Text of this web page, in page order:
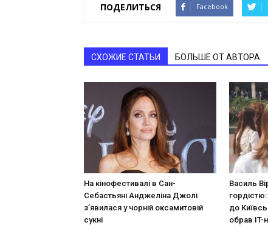
ПОДЕЛИТЬСЯ Facebook
СХОЖИЕ СТАТЬИ БОЛЬШЕ ОТ АВТОРА
На кінофестивалі в Сан-
Себастьяні Анджеліна Джолі
з’явилася у чорній оксамитовій
сукні
Василь
гордістю:
до
обрав IT-